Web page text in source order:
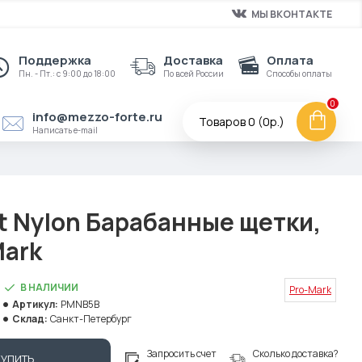
МЫ ВКОНТАКТЕ
Поддержка
Пн. - Пт.: с 9:00 до 18:00
Доставка
По всей России
Оплата
Способы оплаты
info@mezzo-forte.ru
Написать e-mail
Товаров 0 (0р.)
0
Nylon Барабанные щетки,
В НАЛИЧИИ
Артикул: PMNB5B
Склад: Санкт-Петербург
Pro-Mark
Запросить счет Сколько доставка?